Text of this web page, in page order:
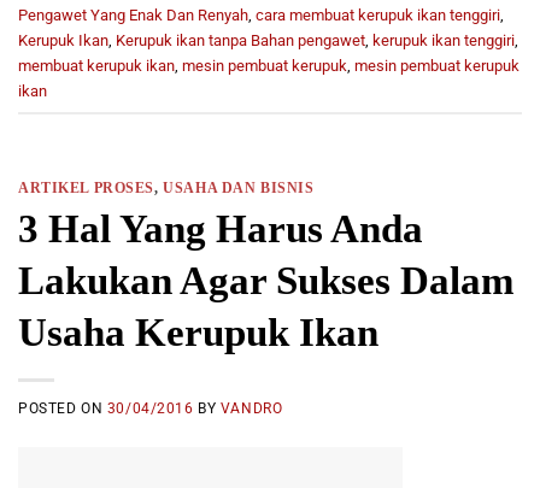
Pengawet Yang Enak Dan Renyah cara membuat kerupuk ikan tenggiri
Kerupuk Ikan Kerupuk ikan tanpa Bahan pengawet kerupuk ikan tenggiri
membuat kerupuk ikan mesin pembuat kerupuk mesin pembuat kerupuk
ikan
ARTIKEL PROSES, USAHA DAN BISNIS
3 Hal Yang Harus Anda
Lakukan Agar Sukses Dalam
Usaha Kerupuk Ikan
POSTED ON 30/04/2016 BY VANDRO